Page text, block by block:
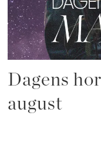
Dagens
august